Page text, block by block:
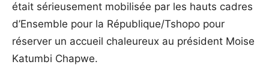
était sérieusement mobilisée par les hauts cadres
d’Ensemble pour la République/Tshopo pour
réserver un accueil chaleureux au président Moise
Katumbi Chapwe.